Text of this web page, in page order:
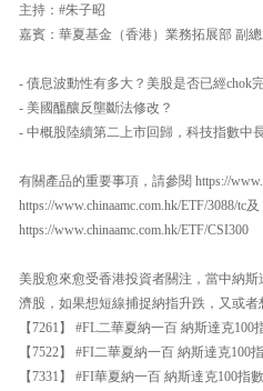
主持：#朱子昭
嘉賓：華夏基金（香港）業務拓展部 副
- 債息波動性有多大？美股是否已經chok
- 美國醞釀反壟斷法修改？
- 中概股陸續第二上市回歸，科技指數中
有關產品的重要事項，請參閱 https://
https://www.chinaamc.com.hk/ETF/3088/tc及
https://www.chinaamc.com.hk/ETF/CSI300
美股愈來愈受香港投資者關注，當中納
濟股，如果想短線捕捉納指升跌，又或
【7261】 #FL二華夏納一百 納斯達克100
【7522】 #FI二華夏納一百 納斯達克100
【7331】 #FI華夏納一百 納斯達克100指